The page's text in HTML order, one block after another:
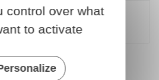
enfants intervient-il pour
danger ?
control over what
to activate